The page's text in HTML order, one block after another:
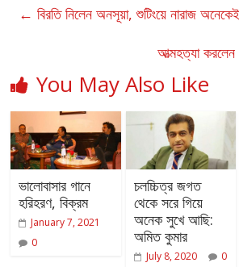
← বিরতি নিলেন অনসূয়া, শুটিংয়ে নারাজ
আত্মহত্যা
You May Also Like
ভালোবাসার গানে
হরিহরণ, বিক্রম
January 7, 2021
0
চলচ্চিত্র জগত
থেকে সরে গিয়ে
অনেক সুখে আছি:
অমিত কুমার
July 8, 2020 0